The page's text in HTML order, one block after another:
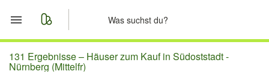
Start
131 Ergebnisse – Häuser zum Kauf in Südoststadt -
Nürnberg (Mittelfr)